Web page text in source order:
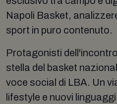
Napoli Basket,
sport in puro contenuto.
Protagonisti
stella del basket
voce social di LBA. Un
lifestyle e nuovi